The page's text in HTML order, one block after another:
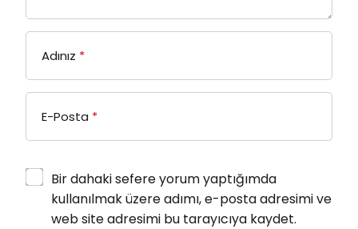
Adınız *
E-Posta *
Bir dahaki sefere yorum yaptığımda
kullanılmak üzere adımı, e-posta adresimi ve
web site adresimi bu tarayıcıya kaydet.